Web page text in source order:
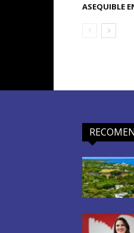
ASEQUIBLE